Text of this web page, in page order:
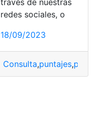
través de nuestras
redes sociales, o
18/09/2023
Consulta,puntajes,